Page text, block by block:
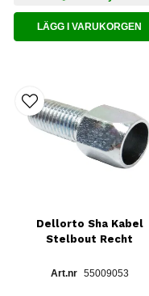
LÄGG I VARUKORGEN
Dellorto Sha Kabel
Stelbout Recht
55009053